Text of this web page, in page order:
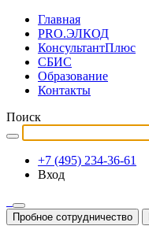
Главная
PRO.ЭЛКОД
КонсультантПлюс
СБИС
Образование
Контакты
Поиск
+7 (495) 234-36-61
Вход
Пробное сотрудничество